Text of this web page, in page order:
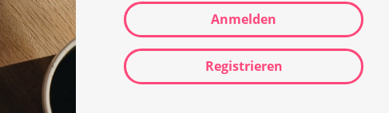
Anmelden
Registrieren